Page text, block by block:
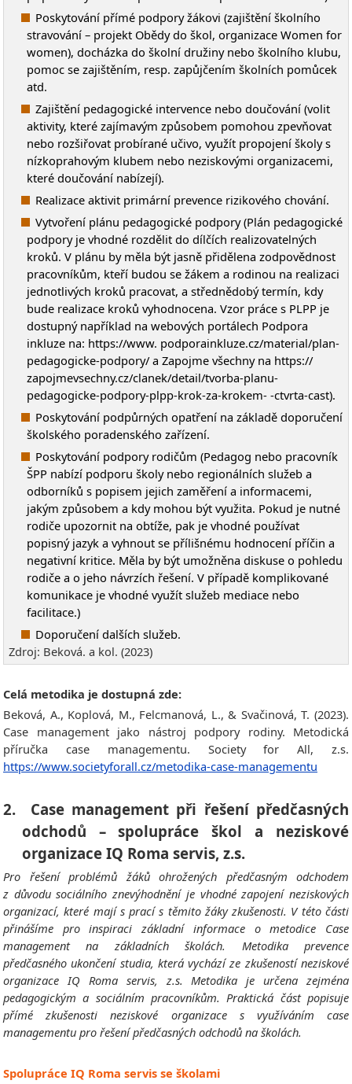
Poskytování přímé podpory žákovi (zajištění školního
stravování – projekt Obědy do škol, organizace Women for
women), docházka do školní družiny nebo školního klubu,
pomoc se zajištěním, resp. zapůjčením školních pomůcek
atd.
Zajištění pedagogické intervence nebo doučování (volit
aktivity, které zajímavým způsobem pomohou zpevňovat
nebo rozšiřovat probírané učivo, využít propojení školy s
nízkoprahovým klubem nebo neziskovými organizacemi,
které doučování nabízejí).
Realizace aktivit primární prevence rizikového chování.
Vytvoření plánu pedagogické podpory (Plán pedagogické
podpory je vhodné rozdělit do dílčích realizovatelných
kroků. V plánu by měla být jasně přidělena zodpovědnost
pracovníkům, kteří budou se žákem a rodinou na realizaci
jednotlivých kroků pracovat, a střednědobý termín, kdy
bude realizace kroků vyhodnocena. Vzor práce s PLPP je
dostupný například na webových portálech Podpora
inkluze na: https://www. podporainkluze.cz/material/plan-
pedagogicke-podpory/ a Zapojme všechny na https://
zapojmevsechny.cz/clanek/detail/tvorba-planu-
pedagogicke-podpory-plpp-krok-za-krokem- -ctvrta-cast).
Poskytování podpůrných opatření na základě doporučení
školského poradenského zařízení.
Poskytování podpory rodičům (Pedagog nebo pracovník
ŠPP nabízí podporu školy nebo regionálních služeb a
odborníků s popisem jejich zaměření a informacemi,
jakým způsobem a kdy mohou být využita. Pokud je nutné
rodiče upozornit na obtíže, pak je vhodné používat
popisný jazyk a vyhnout se přílišnému hodnocení příčin a
negativní kritice. Měla by být umožněna diskuse o pohledu
rodiče a o jeho návrzích řešení. V případě komplikované
komunikace je vhodné využít služeb mediace nebo
facilitace.)
Doporučení dalších služeb.
Zdroj: Beková. a kol. (2023)
Celá metodika je dostupná zde:
Beková, A., Koplová, M., Felcmanová, L., & Svačinová, T. (2023).
Case management jako nástroj podpory rodiny. Metodická
příručka case managementu. Society for All, z.s.
https://www.societyforall.cz/metodika-case-managementu
2.
Case management při řešení předčasných
odchodů – spolupráce škol a neziskové
organizace IQ Roma servis, z.s.
Pro řešení problémů žáků ohrožených předčasným odchodem
z důvodu sociálního znevýhodnění je vhodné zapojení neziskových
organizací, které mají s prací s těmito žáky zkušenosti. V této části
přinášíme pro inspiraci základní informace o metodice Case
management na základních školách. Metodika prevence
předčasného ukončení studia, která vychází ze zkušeností neziskové
organizace IQ Roma servis, z.s. Metodika je určena zejména
pedagogickým a sociálním pracovníkům. Praktická část popisuje
přímé zkušenosti neziskové organizace s využíváním case
managementu pro řešení předčasných odchodů na školách.
Spolupráce IQ Roma servis se školami